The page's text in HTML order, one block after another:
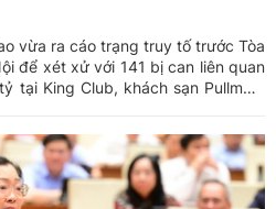
vừa ra cáo trạng truy tố trước Tòa
để xét xử với 141 bị can liên quan
tại King Club, khách sạn Pullman.